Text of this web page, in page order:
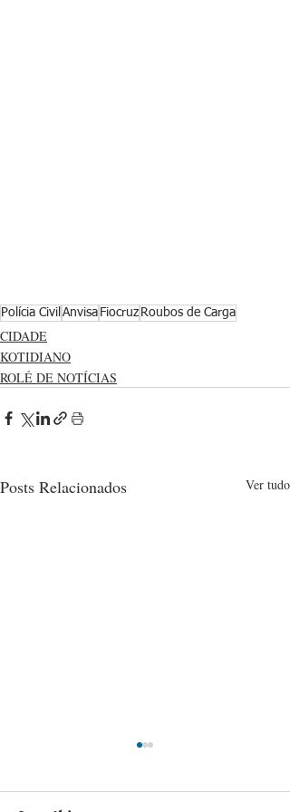
Polícia Civil Anvisa Fiocruz Roubos de Carga
CIDADE
KOTIDIANO
ROLÉ DE NOTÍCIAS
Posts Relacionados Ver tudo